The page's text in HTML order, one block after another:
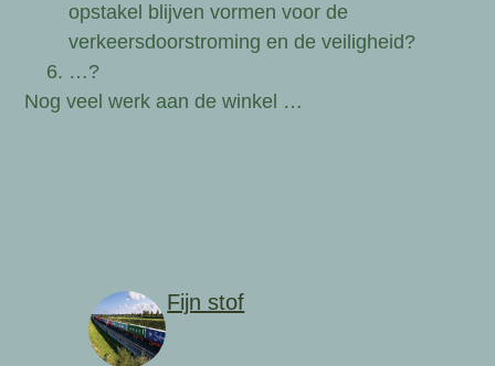
opstakel blijven vormen voor de
verkeersdoorstroming en de veiligheid?
…?
Nog veel werk aan de winkel …
Fijn stof